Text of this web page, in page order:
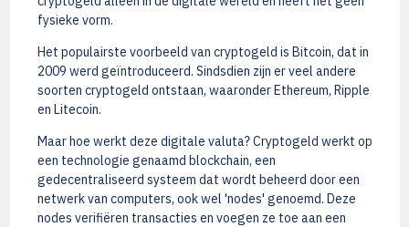
fysieke vorm.
Het populairste voorbeeld van cryptogeld is Bitcoin, dat in
2009 werd geïntroduceerd. Sindsdien zijn er veel andere
soorten cryptogeld ontstaan, waaronder Ethereum, Ripple
en Litecoin.
Maar hoe werkt deze digitale valuta? Cryptogeld werkt op
een technologie genaamd blockchain, een
gedecentraliseerd systeem dat wordt beheerd door een
netwerk van computers, ook wel 'nodes' genoemd. Deze
nodes verifiëren transacties en voegen ze toe aan een